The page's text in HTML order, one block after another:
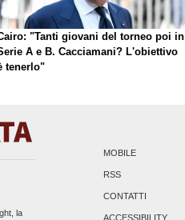
"Tanti giovani del torneo poi in
A e B. Cacciamani? L'obiettivo
tenerlo"
la
MOBILE
RSS
CONTATTI